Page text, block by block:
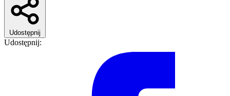
Udostępnij
Udostępnij: